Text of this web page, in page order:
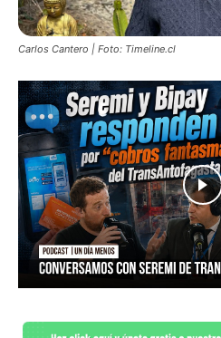
Carlos Cantero | Foto: Timeline.cl